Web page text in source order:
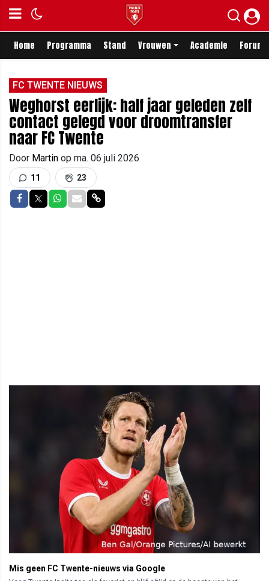
Home Programma Stand Vrouwen Academie Forum
FC TWENTE NIEUWS
Weghorst eerlijk: half jaar geleden zelf
contact gelegd voor droomtransfer
naar FC Twente
Door Martin op ma. 06 juli 2026
11 23
Delen op Facebook
Delen op Twitter
Delen op Whatsapp
Delen via Mail
Delen via link
Mis geen FC Twente-nieuws via Google